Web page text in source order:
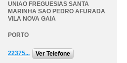
UNIAO FREGUESIAS SANTA
MARINHA SAO PEDRO AFURADA
VILA NOVA GAIA
PORTO
22375... Ver Telefone